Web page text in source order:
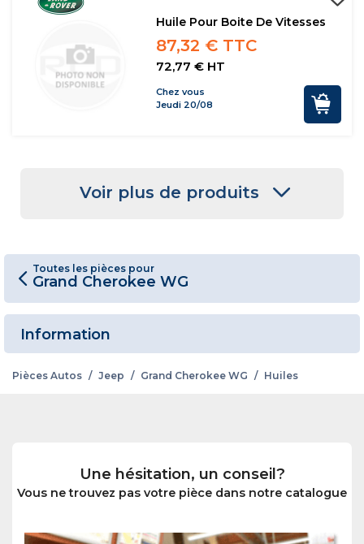
Huile Pour Boite De Vitesses
87,32 € TTC
72,77 € HT
Chez vous
Jeudi 20/08
Voir plus de produits
Toutes les pièces pour
Grand Cherokee WG
Information
Pièces Autos / Jeep / Grand Cherokee WG / Huiles
Une hésitation, un conseil?
Vous ne trouvez pas votre pièce dans notre catalogue